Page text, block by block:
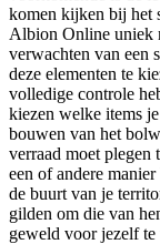
komen kijken bij het
Albion Online uniek
verwachten van een
deze elementen te
volledige controle
kiezen welke items
bouwen van het
verraad moet plegen
een of andere
de buurt van je
gilden om die van
geweld voor jezelf te